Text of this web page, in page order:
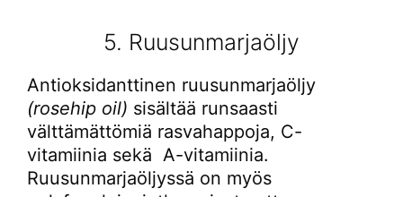
5. Ruusunmarjaöljy
Antioksidanttinen ruusunmarjaöljy
(rosehip oil) sisältää runsaasti
välttämättömiä rasvahappoja, C-
vitamiinia sekä A-vitamiinia.
Ruusunmarjaöljyssä on myös